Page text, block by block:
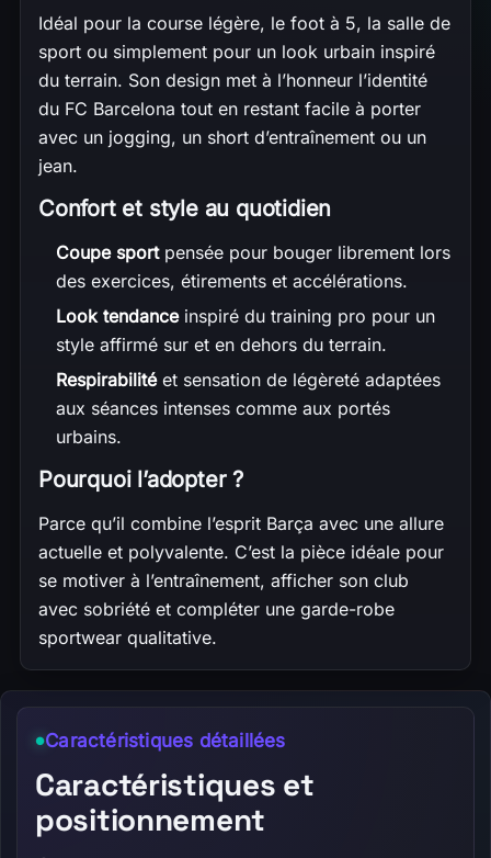
Idéal pour la course légère, le foot à 5, la salle de
sport ou simplement pour un look urbain inspiré
du terrain. Son design met à l’honneur l’identité
du FC Barcelona tout en restant facile à porter
avec un jogging, un short d’entraînement ou un
jean.
Confort et style au quotidien
Coupe sportpensée pour bouger librement lors
des exercices, étirements et accélérations.
Look tendanceinspiré du training pro pour un
style affirmé sur et en dehors du terrain.
Respirabilitéet sensation de légèreté adaptées
aux séances intenses comme aux portés
urbains.
Pourquoi l’adopter ?
Parce qu’il combine l’esprit Barça avec une allure
actuelle et polyvalente. C’est la pièce idéale pour
se motiver à l’entraînement, afficher son club
avec sobriété et compléter une garde-robe
sportwear qualitative.
Caractéristiques détaillées
Caractéristiques et
positionnement